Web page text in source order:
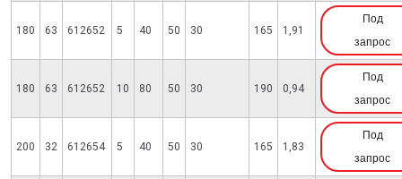
180 63 612652 5 40 50 30 165 1,91
Под
запрос
180 63 612652 10 80 50 30 190 0,94
Под
запрос
200 32 612654 5 40 50 30 165 1,83
Под
запрос